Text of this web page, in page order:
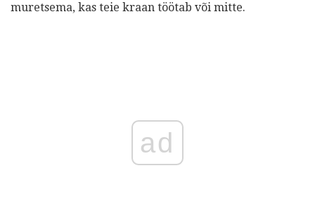
muretsema, kas teie kraan töötab või mitte.
ad